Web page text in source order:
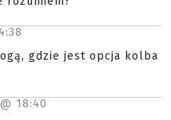
gdzie jest opcja kolba
18:40